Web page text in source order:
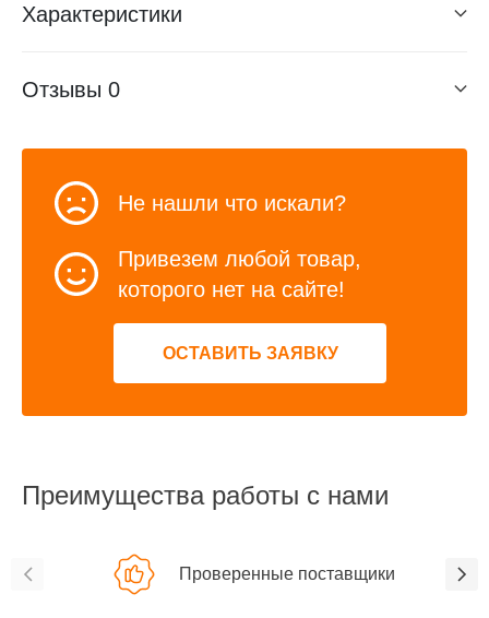
Характеристики
Отзывы 0
Не нашли что искали?
Привезем любой товар,
которого нет на сайте!
ОСТАВИТЬ ЗАЯВКУ
Преимущества работы с нами
Проверенные поставщики